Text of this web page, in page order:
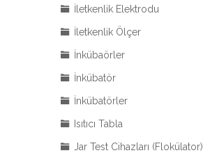
İletkenlik Elektrodu
İletkenlik Ölçer
İnkübaörler
İnkübatör
İnkübatörler
Isıtıcı Tabla
Jar Test Cihazları (Flokülator)